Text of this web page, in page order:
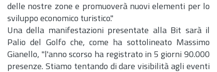
delle nostre zone e promuoverà nuovi elementi per lo
sviluppo economico turistico."
Una della manifestazioni presentate alla Bit sarà il
Palio del Golfo che, come ha sottolineato Massimo
Gianello, "l'anno scorso ha registrato in 5 giorni 90.000
presenze. Stiamo tentando di dare visibilità agli eventi